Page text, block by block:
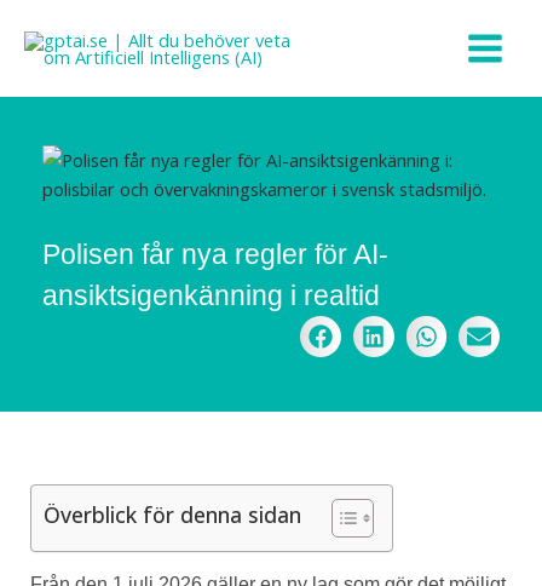
innehåll
Polisen får nya regler för AI-
ansiktsigenkänning i realtid
Överblick för denna sidan